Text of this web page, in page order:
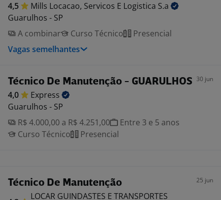
4,5 Mills Locacao, Servicos E Logistica S.a
Guarulhos - SP
A combinar
Curso Técnico
Presencial
Vagas semelhantes
Técnico De Manutenção - GUARULHOS 30 jun
4,0
Express
Guarulhos - SP
R$ 4.000,00 a R$ 4.251,00
Entre 3 e 5 anos
Curso Técnico
Presencial
Técnico De Manutenção 25 jun
LOCAR GUINDASTES E TRANSPORTES